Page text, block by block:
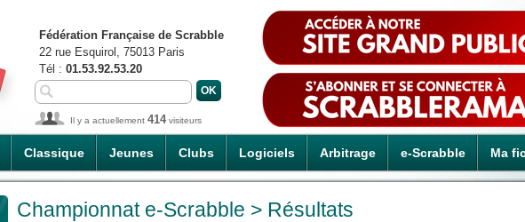
Classique Jeunes Clubs Logiciels Arbitrage e-Scrabble Ma
Fédération Française de Scrabble
22 rue Esquirol, 75013 Paris
Tél : 01.53.92.53.20
Il y a actuellement 414visiteurs
Championnat e-Scrabble > Résultats